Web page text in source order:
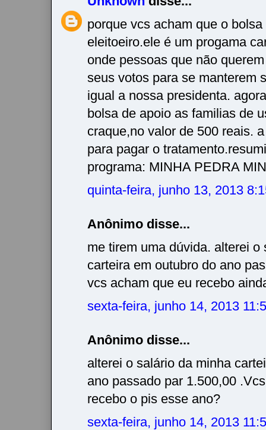
porque vcs acham que o
eleitoeiro.ele é um progama
onde pessoas que não
seus votos para se manterem
igual a nossa presidenta.
bolsa de apoio as familias de
craque,no valor de 500 reais.
para pagar o
programa: MINHA PEDRA
quinta-feira, junho 13, 2013
Anônimo disse...
me tirem uma dúvida. alterei o
carteira em outubro do ano
vcs acham que eu recebo
sexta-feira, junho 14, 2013
Anônimo disse...
alterei o salário da minha
ano passado par 1.500,00
recebo o pis esse ano?
sexta-feira, junho 14, 2013